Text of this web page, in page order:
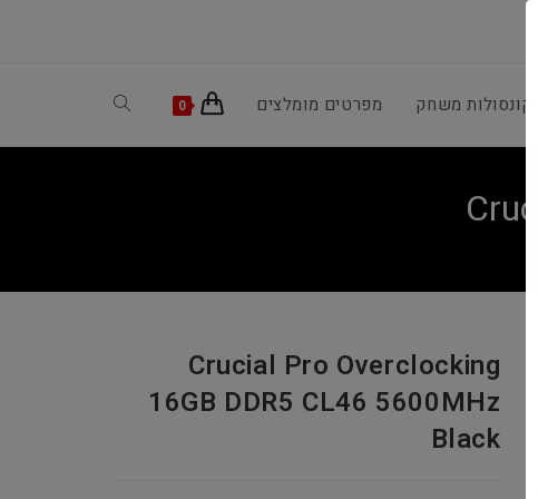
קונסולות משחק מפרטים מומלצים 0
Toggle
Crucial Pro Overclocking
16GB DDR5 CL46 5600MHz
Black